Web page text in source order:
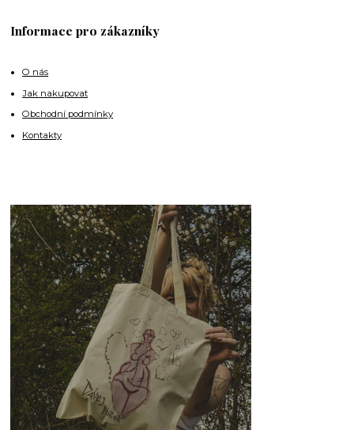
Informace pro zákazníky
O nás
Jak nakupovat
Obchodní podmínky
Kontakty